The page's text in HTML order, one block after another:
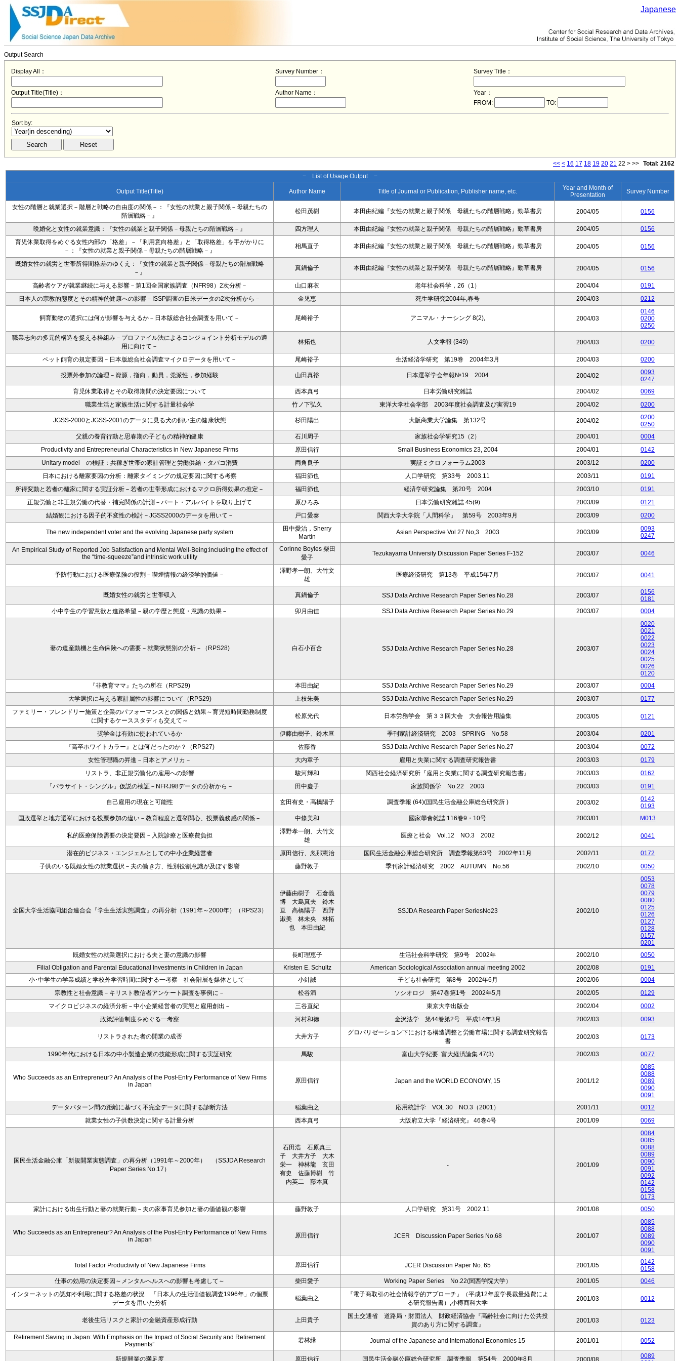
Japanese
Output Search
Display All： Survey Number： Survey Title：
Output Title(Title)： Author Name：
Year：
FROM:
TO:
Sort by:
<< < 16 17 18 19 20 21 22 > >> Total: 2162
− List of Usage Output −
Output Title(Title) Author Name Title of Journal or Publication, Publisher name, etc.
Year and Month of
Presentation
Survey Number
女性の階層と就業選択－階層と戦略の自由度の関係－：『女性の就業と親子関係－母親たちの
階層戦略－』
松田茂樹 本田由紀編『女性の就業と親子関係 母親たちの階層戦略』勁草書房 2004/05 0156
晩婚化と女性の就業意識：『女性の就業と親子関係－母親たちの階層戦略－』 四方理人 本田由紀編『女性の就業と親子関係 母親たちの階層戦略』勁草書房 2004/05
0156
育児休業取得をめぐる女性内部の「格差」－「利用意向格差」と「取得格差」を手がかりに
－：『女性の就業と親子関係－母親たちの階層戦略－』
相馬直子 本田由紀編『女性の就業と親子関係 母親たちの階層戦略』勁草書房 2004/05 0156
既婚女性の就労と世帯所得間格差のゆくえ：『女性の就業と親子関係－母親たちの階層戦略
－』
真鍋倫子 本田由紀編『女性の就業と親子関係 母親たちの階層戦略』勁草書房 2004/05 0156
高齢者ケアが就業継続に与える影響－第1回全国家族調査（NFR98）2次分析－ 山口麻衣 老年社会科学，26（1） 2004/04
0191
日本人の宗教的態度とその精神的健康への影響－ISSP調査の日米データの2次分析から－
金児恵 死生学研究2004年,春号 2004/03 0212
飼育動物の選択には何が影響を与えるか－日本版総合社会調査を用いて－ 尾崎裕子 アニマル・ナーシング 8(2), 2004/03
0146
0200
0250
職業志向の多元的構造を捉える枠組み－プロファイル法によるコンジョイント分析モデルの適
用に向けて－
林拓也 人文学報 (349) 2004/03 0200
ペット飼育の規定要因－日本版総合社会調査マイクロデータを用いて－ 尾崎裕子 生活経済学研究 第19巻 2004年3月 2004/03 0200
投票外参加の論理－資源，指向，動員，党派性，参加経験 山田真裕 日本選挙学会年報№19 2004 2004/02
0093
0247
育児休業取得とその取得期間の決定要因について
西本真弓 日本労働研究雑誌 2004/02
0069
職業生活と家族生活に関する計量社会学
竹ノ下弘久 東洋大学社会学部 2003年度社会調査及び実習19 2004/02 0200
JGSS-2000とJGSS-2001のデータに見る犬の飼い主の健康状態 杉田陽出 大阪商業大学論集 第132号 2004/02
0200
0250
父親の養育行動と思春期の子どもの精神的健康
石川周子 家族社会学研究15（2） 2004/01
0004
Productivity and Entrepreneurial Characteristics in New Japanese Firms
原田信行 Small Business Economics 23, 2004 2004/01
0142
Unitary model の検証：共稼ぎ世帯の家計管理と労働供給・タバコ消費
両角良子 実証ミクロフォーラム2003 2003/12
0200
日本における離家要因の分析：離家タイミングの規定要因に関する考察
福田節也 人口学研究 第33号 2003.11 2003/11
0191
所得変動と若者の離家に関する実証分析－若者の世帯形成におけるマクロ所得効果の推定－
福田節也 経済学研究論集 第20号 2004 2003/10
0191
正規労働と非正規労働の代替・補完関係の計測－パート・アルバイトを取り上げて
原ひろみ 日本労働研究雑誌 45(9) 2003/09
0121
結婚観における因子的不変性の検討－JGSS2000のデータを用いて－
戸口愛泰 関西大学大学院「人間科学」 第59号 2003年9月 2003/09 0200
The new independent voter and the evolving Japanese party system
田中愛治，Sherry
Martin
Asian Perspective Vol 27 No,3 2003 2003/09
0093
0247
An Empirical Study of Reported Job Satisfaction and Mental Well-Being:including the effect of
the “time-squeeze”and intrinsic work utility
Corinne Boyles 柴田
愛子
Tezukayama University Discussion Paper Series F-152 2003/07 0046
予防行動における医療保険の役割－喫煙情報の経済学的価値－
澤野孝一朗、大竹文
雄
医療経済研究 第13巻 平成15年7月 2003/07 0041
既婚女性の就労と世帯収入 真鍋倫子 SSJ Data Archive Research Paper Series No.28 2003/07
0156
0181
小中学生の学習意欲と進路希望－親の学歴と態度・意識の効果－
卯月由佳 SSJ Data Archive Research Paper Series No.29 2003/07 0004
妻の遺産動機と生命保険への需要－就業状態別の分析－（RPS28) 白石小百合 SSJ Data Archive Research Paper Series No.28 2003/07
0020
0021
0022
0023
0024
0025
0026
0120
『非教育ママ』たちの所在（RPS29)
本田由紀 SSJ Data Archive Research Paper Series No.29 2003/07
0004
大学選択に与える家計属性の影響について（RPS29)
上枝朱美 SSJ Data Archive Research Paper Series No.29 2003/07
0177
ファミリー・フレンドリー施策と企業のパフォーマンスとの関係と効果～育児短時間勤務制度
に関するケーススタディも交えて～
松原光代 日本労務学会 第３３回大会 大会報告用論集 2003/05 0121
奨学金は有効に使われているか 伊藤由樹子、鈴木亘 季刊家計経済研究 2003 SPRING No.58 2003/04
0201
『高卒ホワイトカラー』とは何だったのか？（RPS27)
佐藤香 SSJ Data Archive Research Paper Series No.27 2003/04
0072
女性管理職の昇進－日本とアメリカ－
大内章子 雇用と失業に関する調査研究報告書 2003/03
0179
リストラ、非正規労働化の雇用への影響
駿河輝和 関西社会経済研究所『雇用と失業に関する調査研究報告書』 2003/03
0162
「パラサイト・シングル」仮説の検証－NFRJ98データの分析から－
田中慶子 家族関係学 No.22 2003 2003/03 0191
自己雇用の現在と可能性 玄田有史・高橋陽子 調査季報 (64)(国民生活金融公庫総合研究所 ) 2003/02
0142
0193
国政選挙と地方選挙における投票参加の違い－教育程度と選挙関心、投票義務感の関係－
中條美和 國家學會雑誌 116巻9・10号 2003/01 M013
私的医療保険需要の決定要因－入院診療と医療費負担
澤野孝一朗、大竹文
雄
医療と社会 Vol.12 NO.3 2002 2002/12 0041
潜在的ビジネス・エンジェルとしての中小企業経営者 原田信行、忽那憲治 国民生活金融公庫総合研究所 調査季報第63号 2002年11月 2002/11
0172
子供のいる既婚女性の就業選択－夫の働き方、性別役割意識が及ぼす影響
藤野敦子 季刊家計経済研究 2002 AUTUMN No.56 2002/10 0050
全国大学生活協同組合連合会『学生生活実態調査』の再分析（1991年～2000年）（RPS23）
伊藤由樹子 石倉義
博 大島真夫 鈴木
亘 高橋陽子 西野
淑美 林未央 林拓
也 本田由紀
SSJDA Research Paper SeriesNo23 2002/10
0053
0078
0079
0080
0125
0126
0127
0128
0157
0201
既婚女性の就業選択における夫と妻の意識の影響
長町理恵子 生活社会科学研究 第9号 2002年 2002/10
0050
Filial Obligation and Parental Educational Investments in Children in Japan
Kristen E. Schultz American Sociological Association annual meeting 2002 2002/08
0191
小･中学生の学業成績と学校外学習時間に関する一考察―社会階層を媒体として―
小針誠 子ども社会研究 第8号 2002年6月 2002/06
0004
宗教性と社会意識－キリスト教信者アンケート調査を事例に－
松谷満 ソシオロジ 第47巻第1号 2002年5月 2002/05
0129
マイクロビジネスの経済分析－中小企業経営者の実態と雇用創出－
三谷直紀 東京大学出版会 2002/04
0002
政策評価制度をめぐる一考察
河村和徳 金沢法学 第44巻第2号 平成14年3月 2002/03 0093
リストラされた者の開業の成否 大井方子
グロバリゼーション下における構造調整と労働市場に関する調査研究報告
書
2002/03 0173
1990年代における日本の中小製造企業の技能形成に関する実証研究 馬駿 富山大学紀要. 富大経済論集 47(3) 2002/03 0077
Who Succeeds as an Entrepreneur? An Analysis of the Post-Entry Performance of New Firms
in Japan
原田信行 Japan and the WORLD ECONOMY, 15 2001/12
0085
0088
0089
0090
0091
データパターン間の距離に基づく不完全データに関する診断方法
稲葉由之 応用統計学 VOL.30 NO.3（2001） 2001/11
0012
就業女性の子供数決定に関する計量分析
西本真弓 大阪府立大学『経済研究』 46巻4号 2001/09 0069
国民生活金融公庫「新規開業実態調査」の再分析（1991年～2000年） （SSJDA Research
Paper Series No.17）
石田浩 石原真三
子 大井方子 大木
栄一 神林龍 玄田
有史 佐藤博樹 竹
内英二 藤本真
- 2001/09
0084
0085
0088
0089
0090
0091
0092
0142
0158
0173
家計における出生行動と妻の就業行動－夫の家事育児参加と妻の価値観の影響
藤野敦子 人口学研究 第31号 2002.11 2001/08 0050
Who Succeeds as an Entrepreneur? An Analysis of the Post-Entry Performance of New Firms
in Japan
原田信行 JCER Discussion Paper Series No.68 2001/07
0085
0088
0089
0090
0091
Total Factor Productivity of New Japanese Firms 原田信行 JCER Discussion Paper No. 65 2001/05
0142
0158
仕事の効用の決定要因～メンタルへルスへの影響も考慮して～
柴田愛子 Working Paper Series No.22(関西学院大学） 2001/05
0046
インターネットの認知や利用に関する格差の状況 「日本人の生活価値観調査1996年」の個票
データを用いた分析
稲葉由之
『電子商取引の社会情報学的アプローチ』（平成12年度学長裁量経費によ
る研究報告書）,小樽商科大学
2001/03 0012
老後生活リスクと家計の金融資産形成行動 上田貴子
国土交通省 道路局・財団法人 財政経済協会『高齢社会に向けた公共投
資のあり方に関する調査』
2001/03 0123
Retirement Saving in Japan: With Emphasis on the Impact of Social Security and Retirement
Payments”
若林緑 Journal of the Japanese and International Economies 15 2001/01 0052
新規開業の満足度 原田信行 国民生活金融公庫総合研究所 調査季報 第54号 2000年8月 2000/08
0089